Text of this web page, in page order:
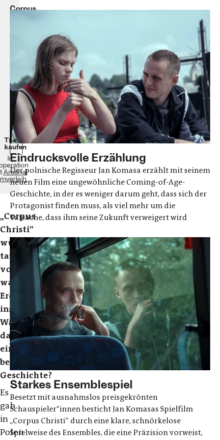
Corpus
Spielfilm
Polen/Frankreich
Minuten
ab
dem
September
Kino
Tickets
kaufen
In
Arsenal
„Corpus
Christi“
wurde
tatsächlich
von
wahren
Ereignissen
inspiriert.
War
das
eine
bestimmte
Geschichte?
Es
gab
in
Polen
Eindrucksvolle Erzählung
Der polnische Regisseur Jan Komasa erzählt mit seinem
neuen Film eine ungewöhnliche Coming-of-Age-
Geschichte, in der es weniger darum geht, dass sich der
Protagonist finden muss, als viel mehr um die
Tatsache, dass ihm seine Zukunft verweigert wird
Starkes Ensemblespiel
Besetzt mit ausnahmslos preisgekrönten
Schauspieler*innen besticht Jan Komasas Spielfilm
„Corpus Christi“ durch eine klare, schnörkelose
Spielweise des Ensembles, die eine Präzision vorweist,